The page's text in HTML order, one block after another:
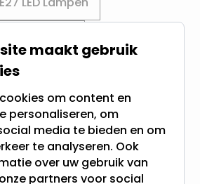
led lampen
9.4/10
klanten gingen u voor
maakt gebruik
om content en
personaliseren, om
media te bieden en om
te analyseren. Ook
over uw gebruik van
partners voor social